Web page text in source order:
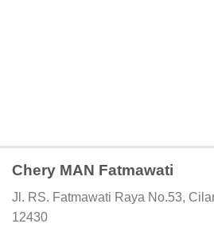
Chery MAN Fatmawati
Jl. RS. Fatmawati Raya No.53,
12430